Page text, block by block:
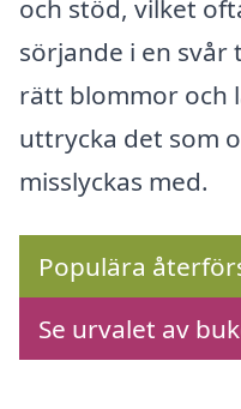
och stöd, vilket
sörjande i en svår
rätt blommor och
uttrycka det som
misslyckas med.
Populära
Se urvalet av